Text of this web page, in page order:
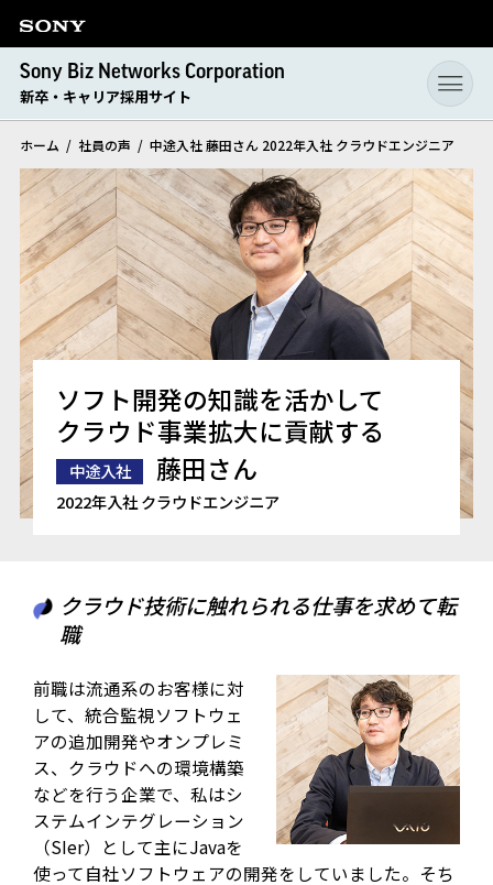
Sony Biz Networks Corporation
新卒・キャリア採用サイト
ホーム 社員の声 中途入社 藤田さん 2022年入社 クラウドエンジニア
ソフト開発の知識を活かして
クラウド事業拡大に貢献する
中途入社 藤田さん
2022年入社 クラウドエンジニア
クラウド技術に触れられる仕事を求めて転
職
前職は流通系のお客様に対
して、統合監視ソフトウェ
アの追加開発やオンプレミ
ス、クラウドへの環境構築
などを行う企業で、私はシ
ステムインテグレーション
（SIer）として主にJavaを
使って自社ソフトウェアの開発をしていました。そち